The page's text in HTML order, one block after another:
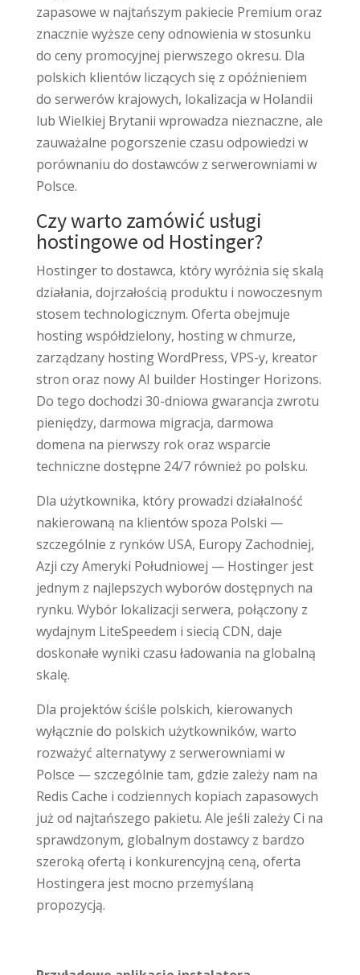
zapasowe w najtańszym pakiecie Premium oraz
znacznie wyższe ceny odnowienia w stosunku
do ceny promocyjnej pierwszego okresu. Dla
polskich klientów liczących się z opóźnieniem
do serwerów krajowych, lokalizacja w Holandii
lub Wielkiej Brytanii wprowadza nieznaczne, ale
zauważalne pogorszenie czasu odpowiedzi w
porównaniu do dostawców z serwerowniami w
Polsce.
Czy warto zamówić usługi
hostingowe od Hostinger?
Hostinger to dostawca, który wyróżnia się skalą
działania, dojrzałością produktu i nowoczesnym
stosem technologicznym. Oferta obejmuje
hosting współdzielony, hosting w chmurze,
zarządzany hosting WordPress, VPS-y, kreator
stron oraz nowy AI builder Hostinger Horizons.
Do tego dochodzi 30-dniowa gwarancja zwrotu
pieniędzy, darmowa migracja, darmowa
domena na pierwszy rok oraz wsparcie
techniczne dostępne 24/7 również po polsku.
Dla użytkownika, który prowadzi działalność
nakierowaną na klientów spoza Polski —
szczególnie z rynków USA, Europy Zachodniej,
Azji czy Ameryki Południowej — Hostinger jest
jednym z najlepszych wyborów dostępnych na
rynku. Wybór lokalizacji serwera, połączony z
wydajnym LiteSpeedem i siecią CDN, daje
doskonałe wyniki czasu ładowania na globalną
skalę.
Dla projektów ściśle polskich, kierowanych
wyłącznie do polskich użytkowników, warto
rozważyć alternatywy z serwerowniami w
Polsce — szczególnie tam, gdzie zależy nam na
Redis Cache i codziennych kopiach zapasowych
już od najtańszego pakietu. Ale jeśli zależy Ci na
sprawdzonym, globalnym dostawcy z bardzo
szeroką ofertą i konkurencyjną ceną, oferta
Hostingera jest mocno przemyślaną
propozycją.